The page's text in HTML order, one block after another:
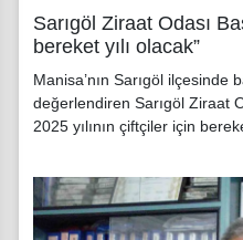
Sarıgöl Ziraat Odası
bereket yılı olacak”
Manisa’nın Sarıgöl ilçesinde
değerlendiren Sarıgöl Ziraat
2025 yılının çiftçiler için